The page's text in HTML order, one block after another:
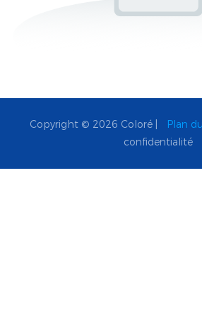
Copyright © 2026 Coloré | Plan
confidentialité